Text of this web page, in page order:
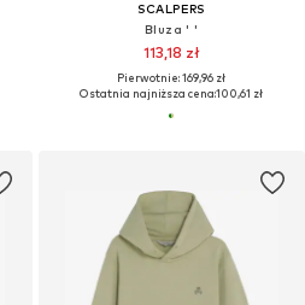
SCALPERS
Bluza ' '
113,18 zł
Pierwotnie: 169,96 zł
Ostatnia najniższa cena:100,61 zł